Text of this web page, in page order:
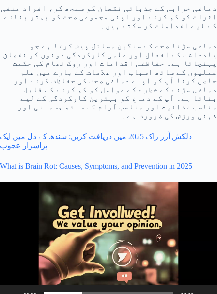
دماغی خرابی کے جذباتی نقصان کو سمجھ کر، افراد منفی
اثرات کو کم کرنے اور اپنی مجموعی صحت کو بہتر بنانے
کے لیے اقدامات کر سکتے ہیں۔
دماغی سڑنا صحت کے سنگین مسائل پیش کرتا ہے جو
یادداشت کے افعال اور علمی کارکردگی دونوں کو نقصان
پہنچاتا ہے۔ حفاظتی اقدامات اور روک تھام کی حکمت
عملیوں کے ساتھ اسباب اور علامات کے بارے میں علم
حاصل کرنا آپ کو اپنے دماغی صحت کی حفاظت کرنے اور
دماغی سڑنے کے خطرے کے عوامل کو کم کرنے کے قابل
بناتا ہے۔ آپ کے دماغ کو بہترین کارکردگی کے لیے
مناسب غذائیت اور مناسب آرام کے ساتھ جسمانی اور
ذہنی ورزش کی ضرورت ہے۔
دلکش آرر راک 2025 میں دریافت کریں: سندھ کے دل میں ایک
پراسرار عجوب
What is Brain Rot: Causes, Symptoms, and Prevention in 2025